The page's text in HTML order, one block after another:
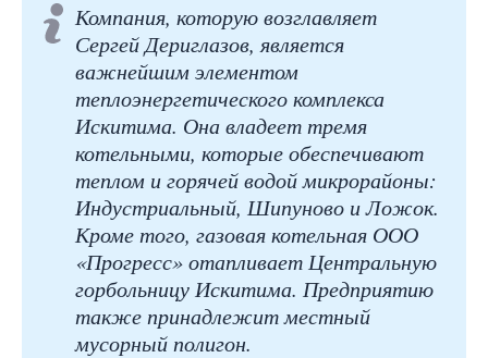
Компания, которую возглавляет
Сергей Дериглазов, является
важнейшим элементом
теплоэнергетического комплекса
Искитима. Она владеет тремя
котельными, которые обеспечивают
теплом и горячей водой микрорайоны:
Индустриальный, Шипуново и Ложок.
Кроме того, газовая котельная ООО
«Прогресс» отапливает Центральную
горбольницу Искитима. Предприятию
также принадлежит местный
мусорный полигон.